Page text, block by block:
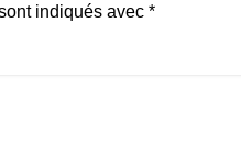
indiqués avec *